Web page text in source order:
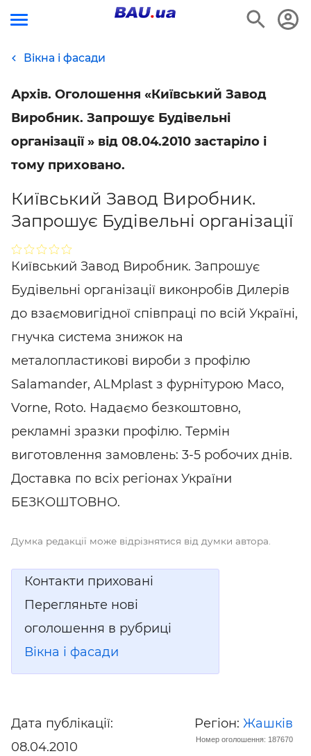
Вікна і фасади
Архів. Оголошення «Київський Завод
Виробник. Запрошує Будівельні
організації » від 08.04.2010 застаріло і
тому приховано.
Київський Завод Виробник.
Запрошує Будівельні організації
Київський Завод Виробник. Запрошує
Будівельні організації виконробів Дилерів
до взаємовигідної співпраці по всій Україні,
гнучка система знижок на
металопластикові вироби з профілю
Salamander, ALMplast з фурнітурою Maco,
Vorne, Roto. Надаємо безкоштовно,
рекламні зразки профілю. Термін
виготовлення замовлень: 3-5 робочих днів.
Доставка по всіх регіонах України
БЕЗКОШТОВНО.
Думка редакції може відрізнятися від думки автора.
Контакти приховані
Перегляньте нові
оголошення в рубриці
Вікна і фасади
Дата публікації:
08.04.2010
Регіон: Жашків
Номер оголошення: 187670